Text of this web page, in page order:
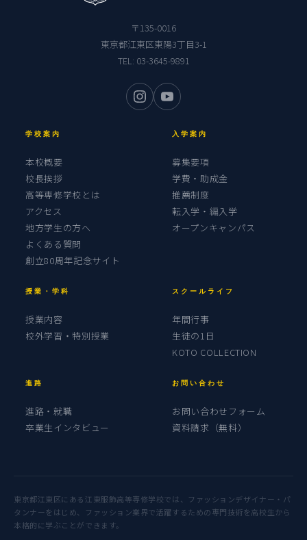
〒135-0016
東京都江東区東陽3丁目3-1
TEL: 03-3645-9891
学校案内
本校概要
校長挨拶
高等専修学校とは
アクセス
地方学生の方へ
よくある質問
創立80周年記念サイト
入学案内
募集要項
学費・助成金
推薦制度
転入学・編入学
オープンキャンパス
授業・学科
授業内容
校外学習・特別授業
スクールライフ
年間行事
生徒の1日
KOTO COLLECTION
進路
進路・就職
卒業生インタビュー
お問い合わせ
お問い合わせフォーム
資料請求（無料）
東京都江東区にある江東服飾高等専修学校では、ファッションデザイナー・パ
タンナーをはじめ、ファッション業界で活躍するための専門技術を高校生から
本格的に学ぶことができます。